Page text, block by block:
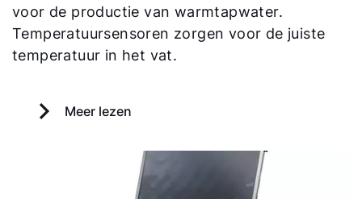
voor de productie van warmtapwater.
Temperatuursensoren zorgen voor de juiste
temperatuur in het vat.
Meer lezen